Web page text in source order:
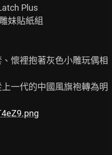
Plus
妹貼紙組
懷裡抱著灰色小雕玩偶相
一代的中國風旗袍轉為明